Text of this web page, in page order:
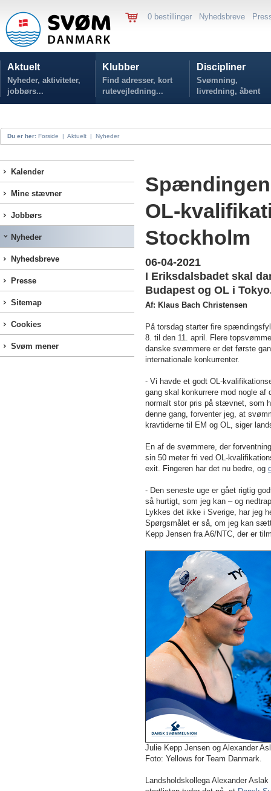
0 bestillinger Nyhedsbreve
Aktuelt
Nyheder, aktiviteter,
jobbørs...
Klubber
Find adresser, kort
rutevejledning...
Discipliner
Svømning,
livredning, åbent
vand...
Du er her: Forside | Aktuelt | Nyheder
Kalender
Mine stævner
Jobbørs
Nyheder
Nyhedsbreve
Presse
Sitemap
Cookies
Svøm mener
OL-
Stockholm
06-04-2021
I Eriksdalsbadet skal
Budapest og OL i
Af: Klaus Bach Christensen
På torsdag starter fire
8. til den 11. april. Flere
danske svømmere er det første
internationale konkurrenter.
- Vi havde et godt OL-
gang skal konkurrere mod nogle
normalt stor pris på stævnet, som
denne gang, forventer jeg, at
kravtiderne til EM og OL, siger
En af de svømmere, der
sin 50 meter fri ved OL-
exit. Fingeren har det nu bedre, og
- Den seneste uge er gået rigtig
så hurtigt, som jeg kan – og
Lykkes det ikke i Sverige, har jeg
Spørgsmålet er så, om jeg kan
Kepp Jensen fra A6/NTC, der er
Julie Kepp Jensen og Alexander
Foto: Yellows for Team Danmark.
Landsholdskollega Alexander